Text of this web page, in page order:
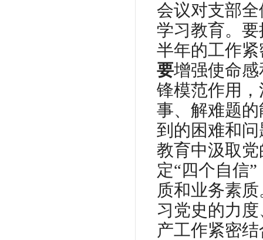
会议对支部
学习教育。
半年的工作
要增强使命
锋模范作用
事、解难题
到的困难和问
教育中汲取
定“四个自信
质和业务素质
习党史的力
产工作紧密